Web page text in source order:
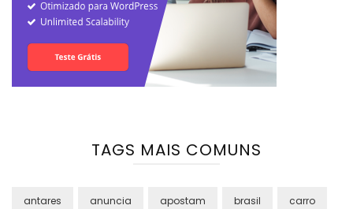
TAGS MAIS COMUNS
antares anuncia apostam brasil carro